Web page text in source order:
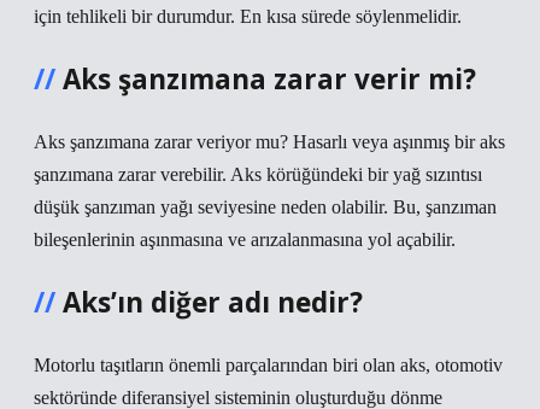
için tehlikeli bir durumdur. En kısa sürede söylenmelidir.
Aks şanzımana zarar verir mi?
Aks şanzımana zarar veriyor mu? Hasarlı veya aşınmış bir aks
şanzımana zarar verebilir. Aks körüğündeki bir yağ sızıntısı
düşük şanzıman yağı seviyesine neden olabilir. Bu, şanzıman
bileşenlerinin aşınmasına ve arızalanmasına yol açabilir.
Aks’ın diğer adı nedir?
Motorlu taşıtların önemli parçalarından biri olan aks, otomotiv
sektöründe diferansiyel sisteminin oluşturduğu dönme